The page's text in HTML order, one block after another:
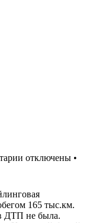
отключены •
165 тыс.км.
ДТП не была.